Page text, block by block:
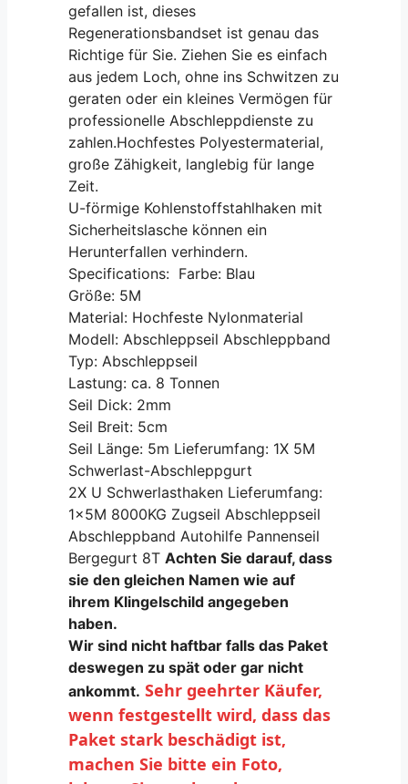
gefallen ist, dieses
Regenerationsbandset ist genau das
Richtige für Sie. Ziehen Sie es einfach
aus jedem Loch, ohne ins Schwitzen zu
geraten oder ein kleines Vermögen für
professionelle Abschleppdienste zu
zahlen.Hochfestes Polyestermaterial,
große Zähigkeit, langlebig für lange
Zeit.
U-förmige Kohlenstoffstahlhaken mit
Sicherheitslasche können ein
Herunterfallen verhindern.
Specifications: Farbe: Blau
Größe: 5M
Material: Hochfeste Nylonmaterial
Modell: Abschleppseil Abschleppband
Typ: Abschleppseil
Lastung: ca. 8 Tonnen
Seil Dick: 2mm
Seil Breit: 5cm
Seil Länge: 5m Lieferumfang: 1X 5M
Schwerlast-Abschleppgurt
2X U Schwerlasthaken Lieferumfang:
1x5M 8000KG Zugseil Abschleppseil
Abschleppband Autohilfe Pannenseil
Bergegurt 8TAchten Sie darauf, dass
sie den gleichen Namen wie auf
ihrem Klingelschild angegeben
haben.
Wir sind nicht haftbar falls das Paket
deswegen zu spät oder gar nicht
ankommt. Sehr geehrter Käufer,
wenn festgestellt wird, dass das
Paket stark beschädigt ist,
machen Sie bitte ein Foto,